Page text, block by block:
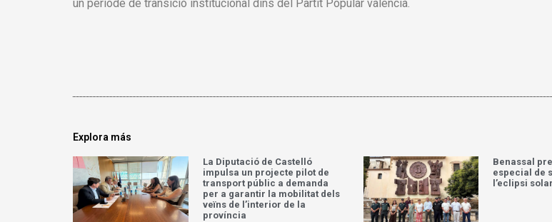
un període de transició institucional dins del Partit Popular valencià.
Explora más
La Diputació de Castelló
impulsa un projecte pilot de
transport públic a demanda
per a garantir la mobilitat dels
veïns de l’interior de la
província
Benassal
especial de
l’eclipsi